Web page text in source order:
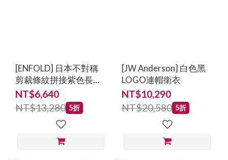
[ENFOLD] 日本不對稱
剪裁條紋拼接紫色長袖
襯衫
NT$6,640
NT$13,280 5折
[JW Anderson] 白色黑
LOGO連帽衛衣
NT$10,290
NT$20,580 5折